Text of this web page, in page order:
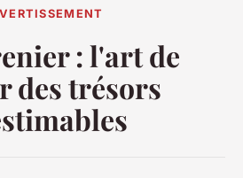
: l'art de
des trésors